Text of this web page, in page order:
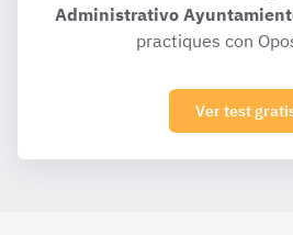
Administrativo
practiques con
Ver test